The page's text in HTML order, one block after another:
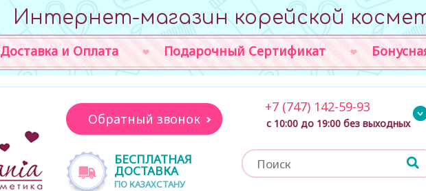
Интернет-магазин корейской
Доставка и Оплата Подарочный Сертификат
Обратный звонок
БЕСПЛАТНАЯ
ДОСТАВКА
ПО КАЗАХСТАНУ
+7 (747) 142-59-93
с 10:00 до 19:00 без выходных